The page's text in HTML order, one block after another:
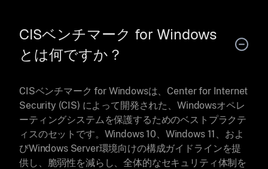
CISベンチマーク for Windows
とは何ですか？
CISベンチマーク for Windowsは、Center for Internet
Security (CIS) によって開発された、Windowsオペレ
ーティングシステムを保護するためのベストプラクテ
ィスのセットです。Windows 10、Windows 11、およ
びWindows Server環境向けの構成ガイドラインを提
供し、脆弱性を減らし、全体的なセキュリティ体制を